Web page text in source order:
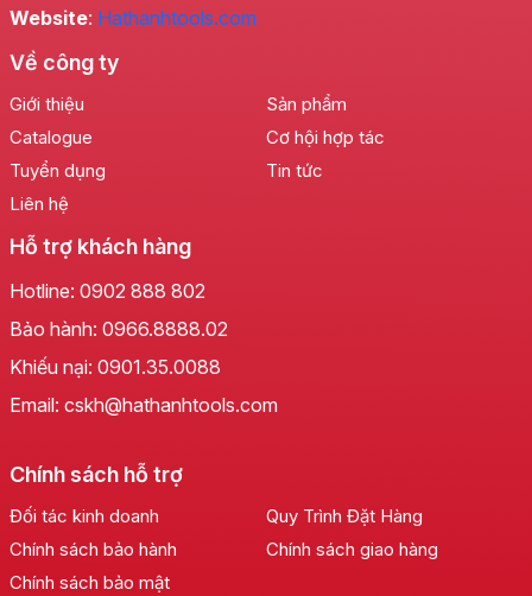
Website: Hathanhtools.com
Về công ty
Giới thiệu
Sản phẩm
Catalogue
Cơ hội hợp tác
Tuyển dụng
Tin tức
Liên hệ
Hỗ trợ khách hàng
Hotline: 0902 888 802
Bảo hành: 0966.8888.02
Khiếu nại: 0901.35.0088
Email: cskh@hathanhtools.com
Chính sách hỗ trợ
Đối tác kinh doanh
Quy Trình Đặt Hàng
Chính sách bảo hành
Chính sách giao hàng
Chính sách bảo mật